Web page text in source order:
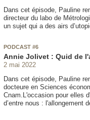
Dans cet épisode, Pauline
directeur du labo de
un sujet qui a des airs
PODCAST #6
Annie Jolivet : Quid de
2 mai 2022
Dans cet épisode, Pauline
docteure en Sciences
Cnam.L'occasion pour elles
d’entre nous : l'allongement